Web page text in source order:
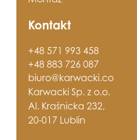
Kontakt
+48 571 993 458
+48 883 726 087
biuro@karwacki.co
Karwacki Sp. z o.o.
Al. Kraśnicka 232,
20-017 Lublin